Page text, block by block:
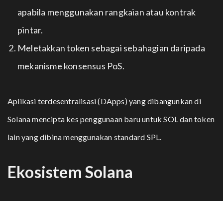
apabila menggunakan rangkaian atau kontrak
pintar.
Meletakkan token sebagai sebahagian daripada
mekanisme konsensus PoS.
Aplikasi terdesentralisasi (DApps) yang dibangunkan di
Solana mencipta kes penggunaan baru untuk SOL dan token
lain yang dibina menggunakan standard SPL.
Ekosistem Solana